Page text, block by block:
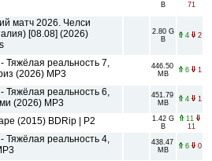
B
71
матч 2026. Челси
[08.08] (2026)
2.80 G
B
4 2
Тяжёлая реальность 7,
(2026) МР3
446.50
MB
6 1
Тяжёлая реальность 6,
(2026) МР3
451.79
MB
4 1
(2015) BDRip | P2
1.42 G
B
11
11
Тяжёлая реальность 4,
438.47
MB
6 0